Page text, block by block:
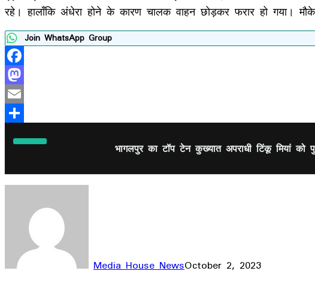
रहे। हालाँकि अंधेरा होने के कारण चालक वाहन छोड़कर फरार हो गया।
Join WhatsApp Group
Facebook
Mastodon
Email
भागलपुर का टॉप टेन कुख्यात अपराधी टिंकू मियां को
Media House NewsOctober 2, 2023